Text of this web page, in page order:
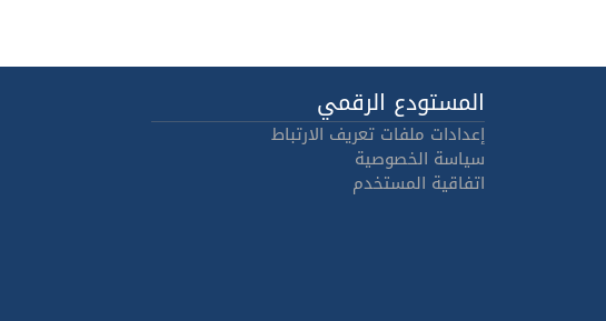
المستودع الرقمي
إعدادات ملفات تعريف الارتباط
سياسة الخصوصية
اتفاقية المستخدم